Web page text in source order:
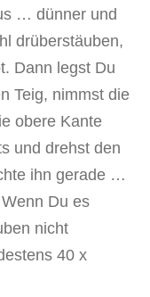
… dünner und
drüberstäuben,
Dann legst Du
Teig, nimmst die
obere Kante
und drehst den
ihn gerade …
Du es
nicht
40 x